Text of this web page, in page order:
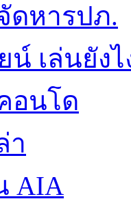
ดหารปภ.
เล่นยังไ
อนโด
า
AIA